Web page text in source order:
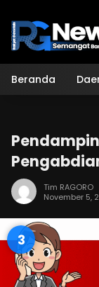
konten
Beranda
Tim RAGORO
November 5,
2